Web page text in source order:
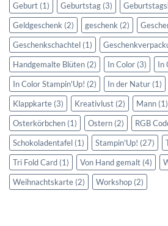
Geburt (1) Geburtstag (3)
Geldgeschenk (2) geschenk (2)
Geschenkschachtel (1)
Handgemalte Blüten (2) In Color (3) In
In Color Stampin'Up! (2) In der Natur (1)
Klappkarte (3) Kreativlust (2) Mann (1)
Osterkörbchen (1) Ostern (2) RGB
Schokoladentafel (1) Stampin'Up! (27)
Tri Fold Card (1) Von Hand gemalt (4)
Weihnachtskarte (2) Workshop (2)